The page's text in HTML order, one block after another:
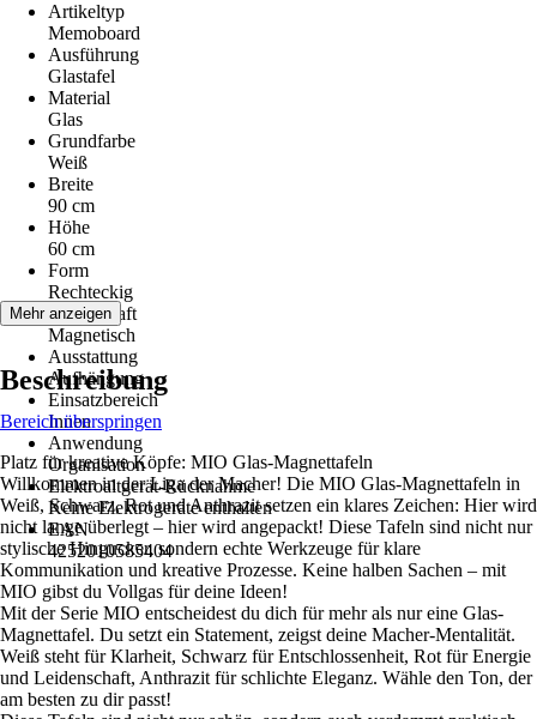
Artikeltyp
Memoboard
Ausführung
Glastafel
Material
Glas
Grundfarbe
Weiß
Breite
90 cm
Höhe
60 cm
Form
Rechteckig
Eigenschaft
Magnetisch
Ausstattung
Aufhängung
Einsatzbereich
Innen
Anwendung
Organisation
Elektroaltgerät-Rücknahme
Keine Elektrogeräte enthalten
EAN
4252010585404
Mehr anzeigen
Beschreibung
Bereich überspringen
Platz für kreative Köpfe: MIO Glas-Magnettafeln
Willkommen in der Liga der Macher! Die MIO Glas-Magnettafeln in
Weiß, Schwarz, Rot und Anthrazit setzen ein klares Zeichen: Hier wird
nicht lange überlegt – hier wird angepackt! Diese Tafeln sind nicht nur
stylische Hingucker, sondern echte Werkzeuge für klare
Kommunikation und kreative Prozesse. Keine halben Sachen – mit
MIO gibst du Vollgas für deine Ideen!
Mit der Serie MIO entscheidest du dich für mehr als nur eine Glas-
Magnettafel. Du setzt ein Statement, zeigst deine Macher-Mentalität.
Weiß steht für Klarheit, Schwarz für Entschlossenheit, Rot für Energie
und Leidenschaft, Anthrazit für schlichte Eleganz. Wähle den Ton, der
am besten zu dir passt!